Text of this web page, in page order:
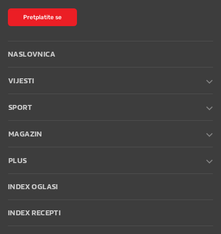
Pretplatite se
NASLOVNICA
VIJESTI
SPORT
MAGAZIN
PLUS
INDEX OGLASI
INDEX RECEPTI